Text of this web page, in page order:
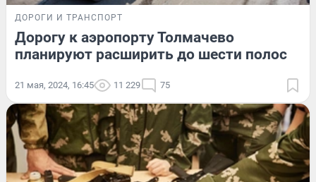
ДОРОГИ И ТРАНСПОРТ
Дорогу к аэропорту Толмачево
планируют расширить до шести полос
21 мая, 2024, 16:45 11 229 75